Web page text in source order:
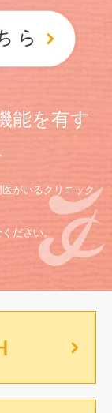
能を有す
がいるクリニック
ださい。